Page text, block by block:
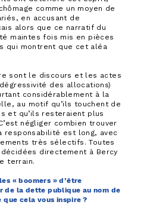
comme un moyen de
en accusant de
alors que ce narratif du
maintes fois mis en pièces
qui montrent que cet aléa
sont le discours et les actes
des allocations)
considérablement à la
au motif qu’ils touchent de
et qu’ils resteraient plus
négliger combien trouver
responsabilité est long, avec
très sélectifs. Toutes
directement à Bercy
terrain.
« boomers » d’être
de la dette publique au nom de
cela vous inspire ?